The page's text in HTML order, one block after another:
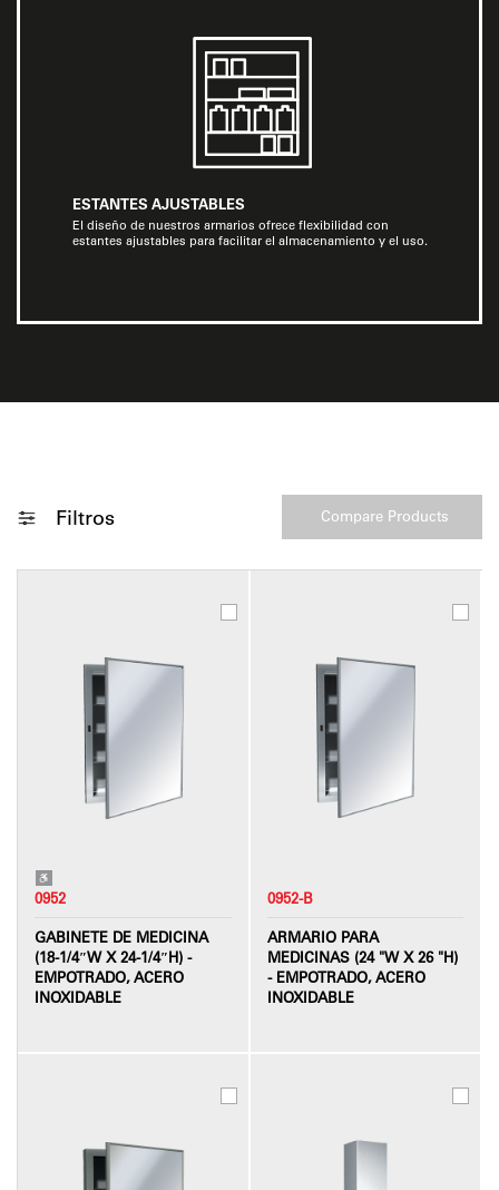
ESTANTES AJUSTABLES
El diseño de nuestros armarios ofrece flexibilidad con
estantes ajustables para facilitar el almacenamiento y el uso.
Filtros
0952
GABINETE DE MEDICINA
(18-1/4″W X 24-1/4″H) -
EMPOTRADO, ACERO
INOXIDABLE
0952-B
ARMARIO PARA
MEDICINAS (24 "W X 26 "H)
- EMPOTRADO, ACERO
INOXIDABLE